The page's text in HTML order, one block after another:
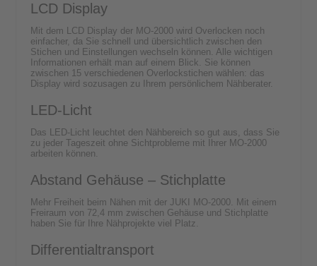
LCD Display
Mit dem LCD Display der MO-2000 wird Overlocken noch
einfacher, da Sie schnell und übersichtlich zwischen den
Stichen und Einstellungen wechseln können. Alle wichtigen
Informationen erhält man auf einem Blick. Sie können
zwischen 15 verschiedenen Overlockstichen wählen: das
Display wird sozusagen zu Ihrem persönlichem Nähberater.
LED-Licht
Das LED-Licht leuchtet den Nähbereich so gut aus, dass Sie
zu jeder Tageszeit ohne Sichtprobleme mit Ihrer MO-2000
arbeiten können.
Abstand Gehäuse – Stichplatte
Mehr Freiheit beim Nähen mit der JUKI MO-2000. Mit einem
Freiraum von 72,4 mm zwischen Gehäuse und Stichplatte
haben Sie für Ihre Nähprojekte viel Platz.
Differentialtransport